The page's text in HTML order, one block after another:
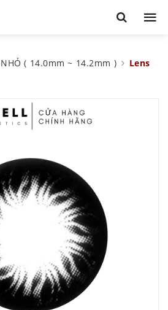
NHỎ ( 14.0mm ~ 14.2mm )
Lens